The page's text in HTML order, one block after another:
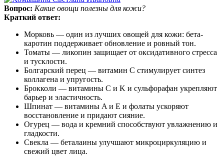
Вопрос: Какие овощи полезны для кожи?
Краткий ответ:
Морковь — один из лучших овощей для кожи: бета-
каротин поддерживает обновление и ровный тон.
Томаты — ликопин защищает от оксидативного стресса
и тусклости.
Болгарский перец — витамин C стимулирует синтез
коллагена и упругость.
Брокколи — витамины C и K и сульфорафан укрепляют
барьер и эластичность.
Шпинат — витамины A и E и фолаты ускоряют
восстановление и придают сияние.
Огурец — вода и кремний способствуют увлажнению и
гладкости.
Свекла — беталаины улучшают микроциркуляцию и
свежий цвет лица.